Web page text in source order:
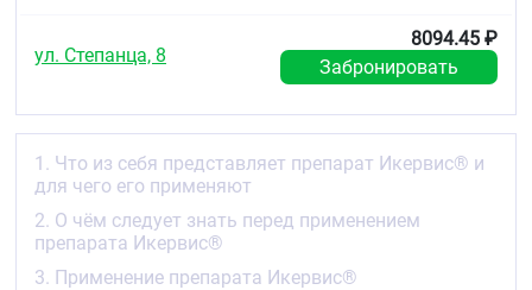
у Вас имеется инфекция глаз.
проконсультируйтесь с лечащим врачом или
работником аптеки.
Вы должны посещать своего лечащего врача не
реже одного раза в 6 месяцев.
ул. Степанца, 8
8094.45 ₽
Забронировать
1. Что из себя представляет препарат Икервис® и
для чего его применяют
2. О чём следует знать перед применением
препарата Икервис®
3. Применение препарата Икервис®